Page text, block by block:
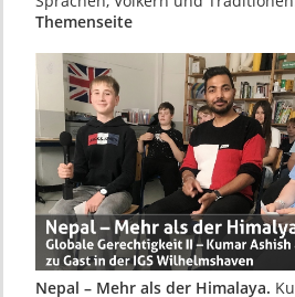
Themenseite
Nepal – Mehr als der Himalaya.